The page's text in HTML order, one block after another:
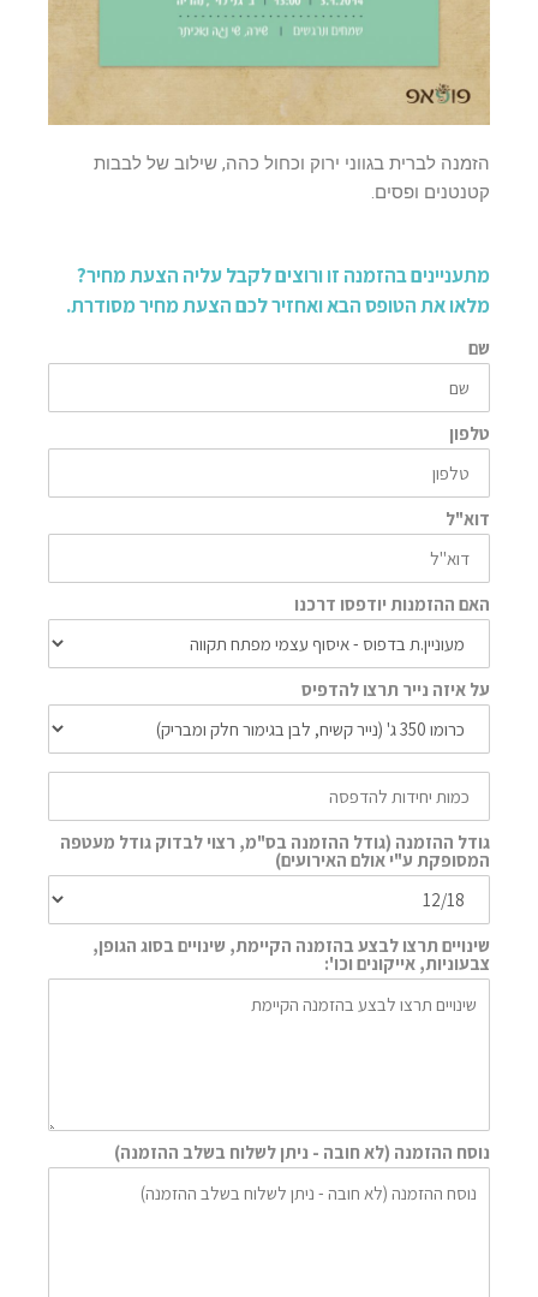
הזמנה לברית בגווני ירוק וכחול כהה, שילוב של לבבות
קטנטנים ופסים.
מתעניינים בהזמנה זו ורוצים לקבל עליה הצעת מחיר?
מלאו את הטופס הבא ואחזיר לכם הצעת מחיר מסודרת.
שם
טלפון
דוא"ל
האם ההזמנות יודפסו דרכנו
על איזה נייר תרצו להדפיס
גודל ההזמנה (גודל ההזמנה בס"מ, רצוי לבדוק גודל מעטפה
המסופקת ע"י אולם האירועים)
שינויים תרצו לבצע בהזמנה הקיימת, שינויים בסוג הגופן,
צבעוניות, אייקונים וכו':
נוסח ההזמנה (לא חובה - ניתן לשלוח בשלב ההזמנה)